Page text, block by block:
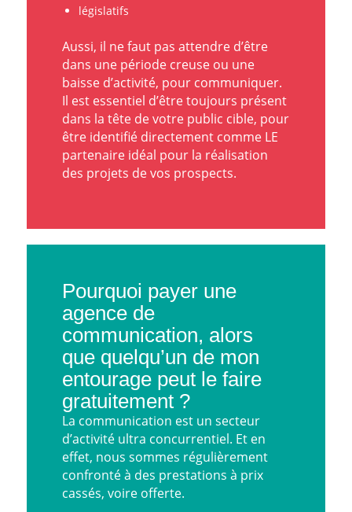
législatifs
Aussi, il ne faut pas attendre d’être
dans une période creuse ou une
baisse d’activité, pour communiquer.
Il est essentiel d’être toujours présent
dans la tête de votre public cible, pour
être identifié directement comme LE
partenaire idéal pour la réalisation
des projets de vos prospects.
Pourquoi payer une
agence de
communication, alors
que quelqu’un de mon
entourage peut le faire
gratuitement ?
La communication est un secteur
d’activité ultra concurrentiel. Et en
effet, nous sommes régulièrement
confronté à des prestations à prix
cassés, voire offerte.